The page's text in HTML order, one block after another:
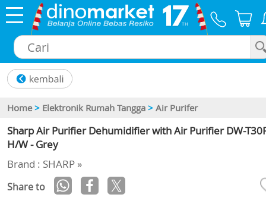
Home > Elektronik Rumah Tangga > Air Purifer
Sharp Air Purifier Dehumidifier with Air Purifier DW-
H/W - Grey
Brand : SHARP »
Share to